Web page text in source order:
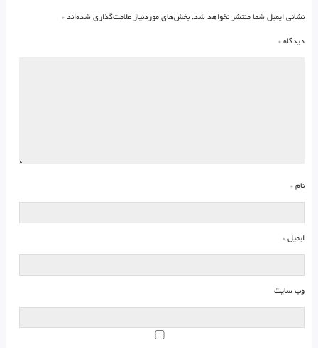
نشانی ایمیل شما منتشر نخواهد شد. بخش‌های موردنیاز علامت‌گذاری شده‌اند *
دیدگاه *
نام *
ایمیل *
وب‌ سایت